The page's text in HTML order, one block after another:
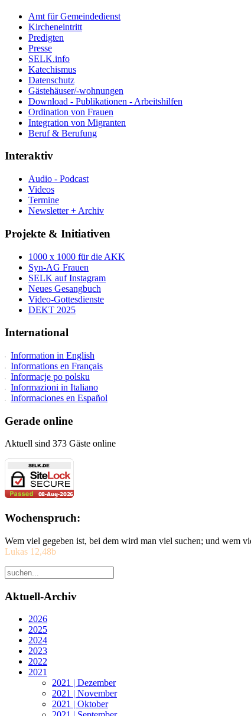
Amt für Gemeindedienst
Kircheneintritt
Predigten
Presse
SELK.info
Katechismus
Datenschutz
Gästehäuser/-wohnungen
Download - Publikationen - Arbeitshilfen
Ordination von Frauen
Integration von Migranten
Beruf & Berufung
Interaktiv
Audio - Podcast
Videos
Termine
Newsletter + Archiv
Projekte & Initiativen
1000 x 1000 für die AKK
Syn-AG Frauen
SELK auf Instagram
Neues Gesangbuch
Video-Gottesdienste
DEKT 2025
International
Information in English
Informations en Français
Informacje po polsku
Informazioni in Italiano
Informaciones en Español
Gerade online
Aktuell sind 373 Gäste online
Wochenspruch:
Wem viel gegeben ist, bei dem wird man viel suchen; und wem
Lukas 12,48b
Aktuell-Archiv
2026
2025
2024
2023
2022
2021
2021 | Dezember
2021 | November
2021 | Oktober